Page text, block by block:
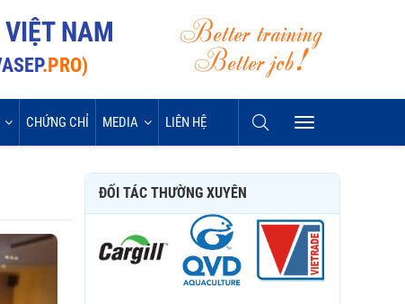
NAM
.PRO)
Better training
Better job!
CHỨNG CHỈ MEDIA LIÊN HỆ
ĐỐI TÁC THƯỜNG XUYÊN